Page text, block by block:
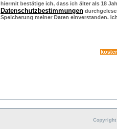
hiermit bestätige ich, dass ich älter als 18
Datenschutzbestimmungen
Speicherung meiner Daten einverstanden.